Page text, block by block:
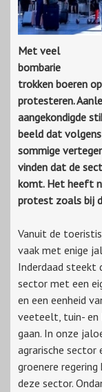
Met veel
bombarie
trokken boeren
protesteren.
aangekondigde
beeld dat
sommige
vinden dat de
komt. Het heeft
protest zoals bij
Vanuit de
vaak met enige
Inderdaad steekt
sector met een
en een eenheid
veeteelt, tuin- en
gaan. In onze
agrarische sector
groenere
deze sector.